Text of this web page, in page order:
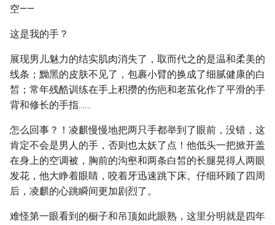
空——
这是我的手？
展现男儿魅力的结实肌肉消失了，取而代之的是温和柔美的
线条；黝黑的皮肤不见了，包裹小臂的换成了细腻健康的白
皙；常年残酷训练在手上积攒的伤疤和老茧化作了平滑的手
背和修长的手指……
怎么回事？！凌麒慢慢地把两只手都举到了眼前，没错，这
肯定不会是男人的手，否则也太妖了点！他低头一把掀开盖
在身上的空调被，胸前的沟壑和两条白皙的长腿晃得人两眼
发花，他大睁着眼睛，咬着牙迅速跳下床。仔细环顾了四周
后，凌麒的心跳瞬间更加剧烈了。
难怪第一眼看到的橱子和吊顶如此眼熟，这里分明就是四年